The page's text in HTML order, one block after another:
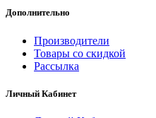
Дополнительно
Производители
Товары со скидкой
Рассылка
Личный Кабинет